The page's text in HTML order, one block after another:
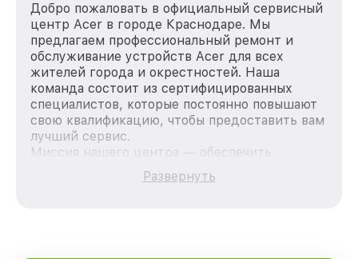
Добро пожаловать в официальный сервисный
центр Acer в городе Краснодаре. Мы
предлагаем профессиональный ремонт и
обслуживание устройств Acer для всех
жителей города и окрестностей. Наша
команда состоит из сертифицированных
специалистов, которые постоянно повышают
свою квалификацию, чтобы предоставить вам
лучший сервис.
Миссия нашего центра — обеспечить
качественный и доступный ремонт для
каждого пользователя продукции Acer, вне
Развернуть